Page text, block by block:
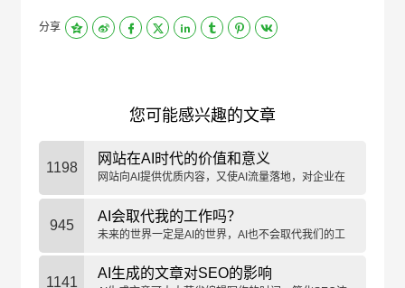
分享
您可能感兴趣的文章
1198
网站在AI时代的价值和意义
网站向AI提供优质内容，又使AI流量落地，对企业在
945
AI会取代我的工作吗？
未来的世界一定是AI的世界，AI也不会取代我们的工
存的根本。
1141
AI生成的文章对SEO的影响